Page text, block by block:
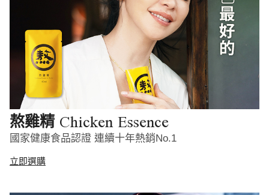
熬雞精 Chicken Essence
國家健康食品認證 連續十年熱銷No.1
立即選購